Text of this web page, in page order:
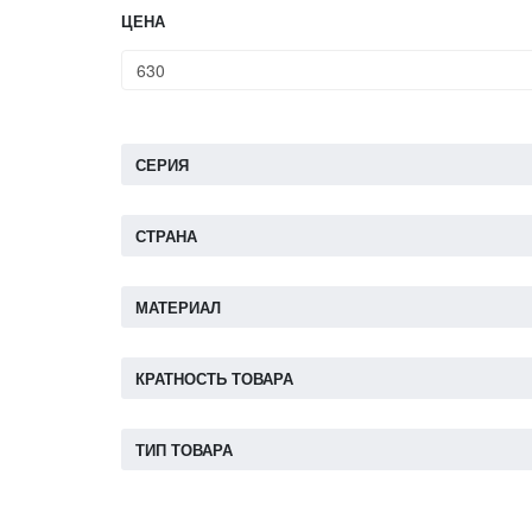
ЦЕНА
СЕРИЯ
СТРАНА
МАТЕРИАЛ
КРАТНОСТЬ ТОВАРА
ТИП ТОВАРА